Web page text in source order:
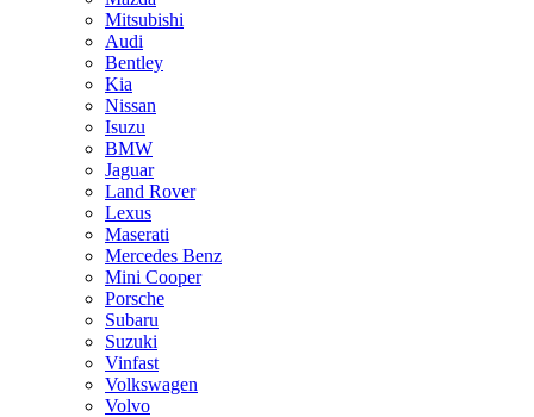
Mitsubishi
Audi
Bentley
Kia
Nissan
Isuzu
BMW
Jaguar
Land Rover
Lexus
Maserati
Mercedes Benz
Mini Cooper
Porsche
Subaru
Suzuki
Vinfast
Volkswagen
Volvo